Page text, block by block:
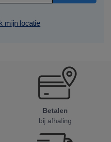
mijn locatie
Betalen
bij afhaling